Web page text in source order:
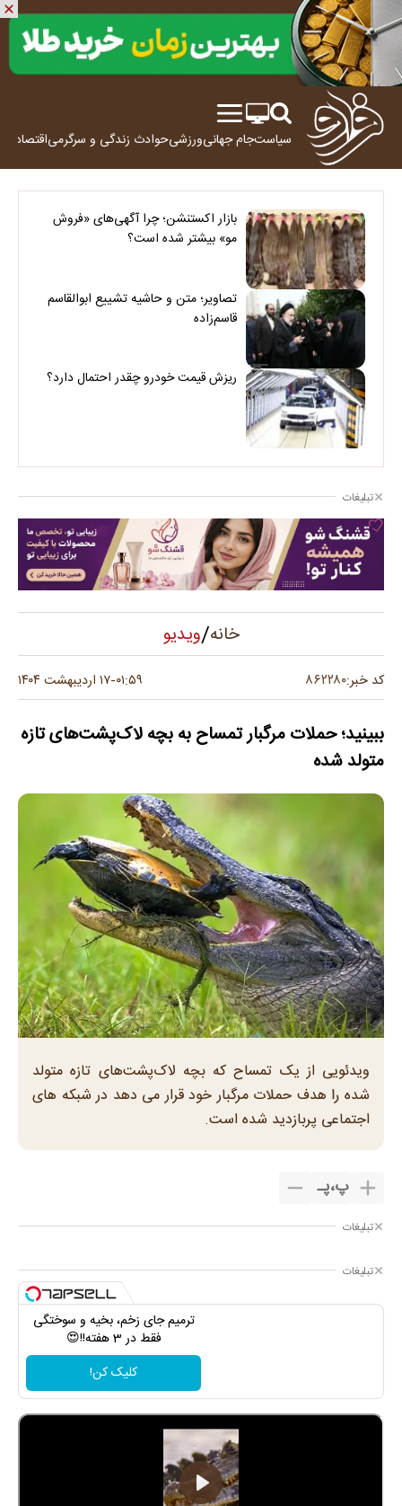
سیاستجام جهانیورزشیحوادث زندگی و سرگرمیاقتصاد
بازار اکستنشن؛ چرا آگهی‌های «فروش
مو» بیشتر شده است؟
تصاویر؛ متن و حاشیه تشییع ابوالقاسم
قاسم‌زاده
ریزش قیمت خودرو چقدر احتمال دارد؟
تبلیغات
خانه/ویدیو
کد خبر:۸۶۲۲۸۰ ۰۱:۵۹-۱۷ اردیبهشت ۱۴۰۴
ببینید؛ حملات مرگبار تمساح به بچه لاک‌پشت‌های تازه
متولد شده
ویدئویی از یک تمساح که بچه لاک‌پشت‌های تازه متولد
شده را هدف حملات مرگبار خود قرار می دهد در شبکه های
اجتماعی پربازدید شده است.
پ،پـ
تبلیغات
تبلیغات
ترمیم جای زخم، بخیه و سوختگی
فقط در 3 هفته!!😍
کلیک کن!